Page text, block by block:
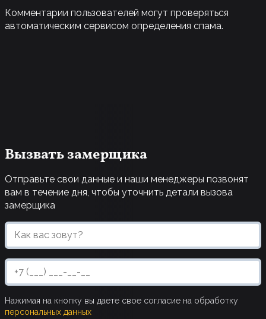
Комментарии пользователей могут проверяться
автоматическим сервисом определения спама.
Вызвать замерщика
Отправьте свои данные и наши менеджеры позвонят
вам в течение дня, чтобы уточнить детали вызова
замерщика
Нажимая на кнопку вы даете свое согласие на обработку
персональных данных